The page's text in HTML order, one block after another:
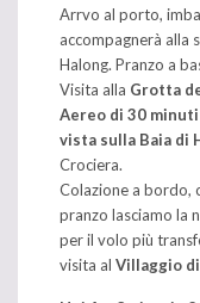
Arrvo al porto,
accompagnerà alla
Halong. Pranzo a
Visita alla Grotta
Aereo di 30
vista sulla Baia di
Crociera.
Colazione a bordo,
pranzo lasciamo la
per il volo più
visita al Villaggio